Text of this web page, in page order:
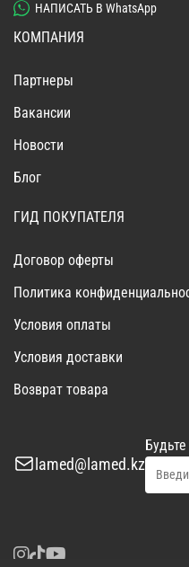
НАПИСАТЬ В WhatsApp
КОМПАНИЯ
Партнеры
Вакансии
Новости
Блог
ГИД ПОКУПАТЕЛЯ
Договор оферты
Политика
Условия оплаты
Условия доставки
Возврат товара
lamed@lamed.kz